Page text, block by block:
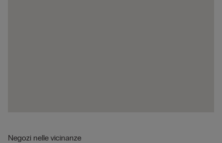
Negozi nelle vicinanze